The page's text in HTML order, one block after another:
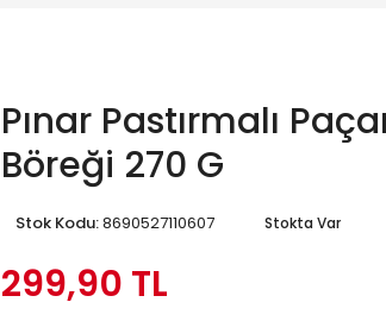
Pınar Pastırmalı
Böreği 270 G
Stok Kodu:8690527110607 Stokta Var
299,90 TL